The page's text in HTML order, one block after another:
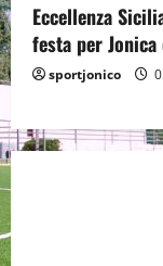
Eccellenza
festa per
sportjonico